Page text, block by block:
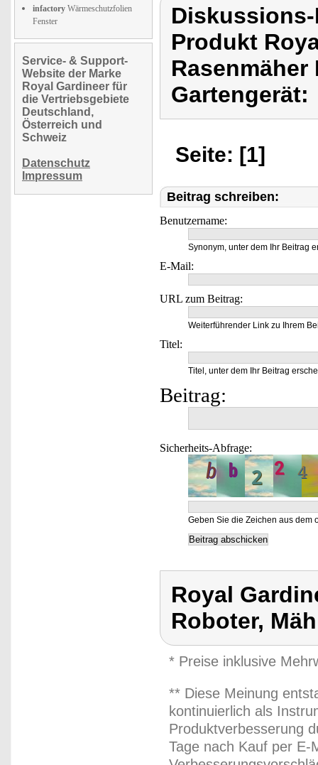
infactory Wärmeschutzfolien
Fenster
Service- & Support-
Website der Marke
Royal Gardineer für
die Vertriebsgebiete
Deutschland,
Österreich und
Schweiz
Datenschutz
Impressum
Produkt
Gartengerät:
Seite: [1]
Beitrag schreiben:
Benutzername:
Synonym, unter dem Ihr Beitrag
E-Mail:
URL zum Beitrag:
Weiterführender Link zu Ihrem
Titel:
Titel, unter dem Ihr Beitrag
Beitrag:
Sicherheits-Abfrage:
Geben Sie die Zeichen aus dem
Royal
Roboter,
* Preise inklusive
** Diese Meinung
kontinuierlich als
Produktverbesserung
Tage nach Kauf per E-